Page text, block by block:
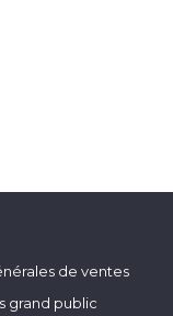
de ventes
grand public